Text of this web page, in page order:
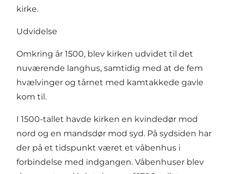
kirke.
Udvidelse
Omkring år 1500, blev kirken udvidet til det
nuværende langhus, samtidig med at de fem
hvælvinger og tårnet med kamtakkede gavle
kom til.
I 1500-tallet havde kirken en kvindedør mod
nord og en mandsdør mod syd. På sydsiden har
der på et tidspunkt været et våbenhus i
forbindelse med indgangen. Våbenhuser blev